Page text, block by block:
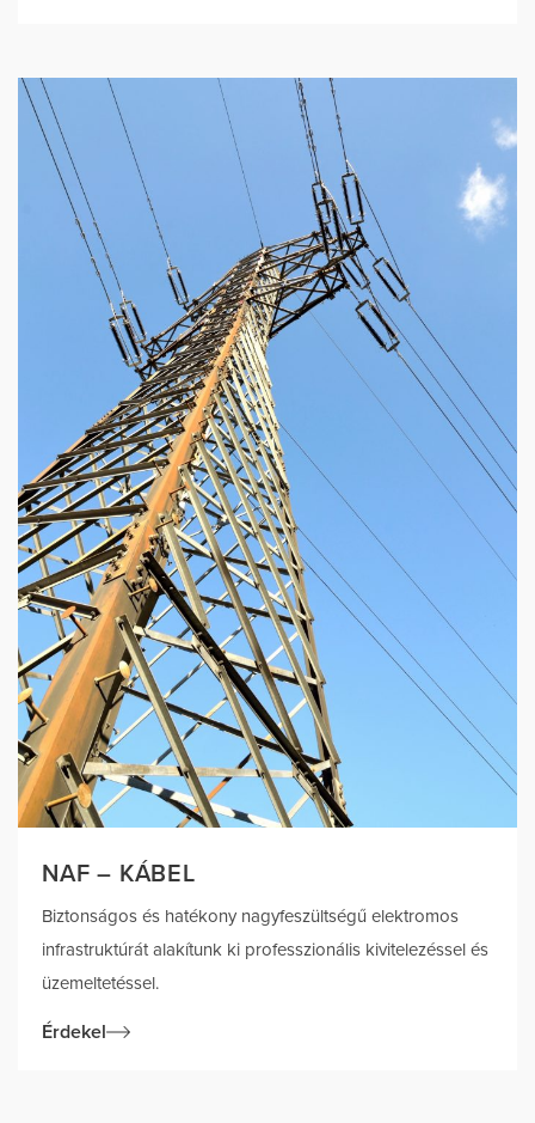
NAF – KÁBEL
Biztonságos és hatékony nagyfeszültségű elektromos
infrastruktúrát alakítunk ki professzionális kivitelezéssel és
üzemeltetéssel.
Érdekel